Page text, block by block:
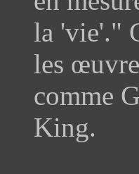
la 'vie'."
les
comme
King.